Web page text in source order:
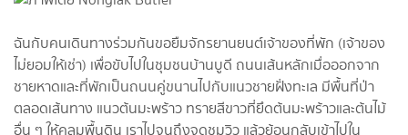
ฉันกับคนเดินทางร่วมกันขอยืมจักรยานยนต์เจ้าของที่พัก (เจ้าของ
ไม่ยอมให้เช่า) เพื่อขับไปในชุมชนบ้านบูดี ถนนเส้นหลักเมื่อออกจาก
ชายหาดและที่พักเป็นถนนคู่ขนานไปกับแนวชายฝั่งทะเล มีพื้นที่ป่า
ตลอดเส้นทาง แนวต้นมะพร้าว ทรายสีขาวที่ยึดต้นมะพร้าวและต้นไม้
อื่น ๆ ให้คลุมพื้นดิน เราไปจนถึงจุดชมวิว แล้วย้อนกลับเข้าไปใน